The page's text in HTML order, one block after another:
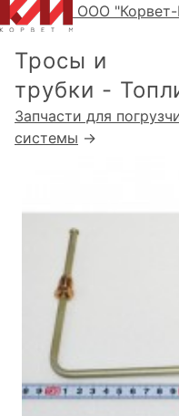
ООО
Тросы и
трубки -
Запчасти для
системы →